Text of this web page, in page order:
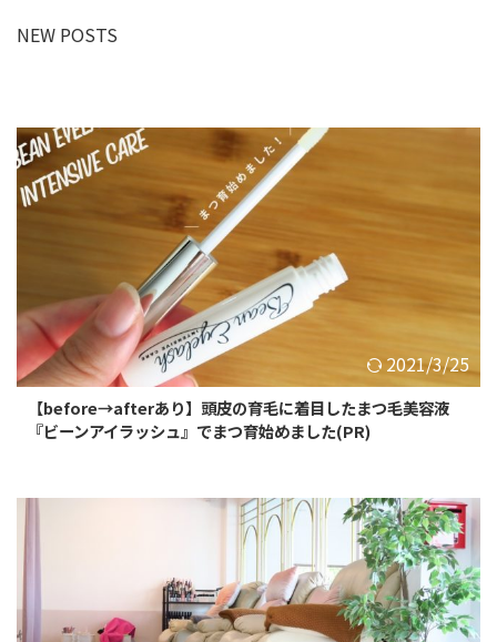
BTSチョンノンシー
BTSパヤタイ
BTSプルンチット
BTSプラカノン
BTSプロンポン
BTSラチャダムリー
BTSサラデーン
BTSサイアム
BTSトンロー
MRTルンピニ
MRTサムヤン
MRTサムヨット
BTSオンヌット
リバーサイド
その他エリア
検索
NEW POSTS
2021/3/25
【before→afterあり】頭皮の育毛に着目したまつ毛美容液
『ビーンアイラッシュ』でまつ育始めました(PR)